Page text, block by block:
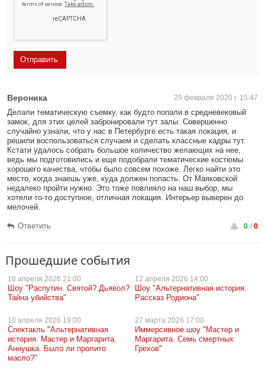
Вероника 29 февраля 2020 г. 15:47
Делали тематическую съемку, как будто попали в средневековый
замок, для этих целей забронировали тут залы. Совершенно
случайно узнали, что у нас в Петербурге есть такая локация, и
решили воспользоваться случаем и сделать классные кадры тут.
Кстати удалось собрать большое количество желающих на нее,
ведь мы подготовились и еще подобрали тематические костюмы
хорошего качества, чтобы было совсем похоже. Легко найти это
место, когда знаешь уже, куда должен попасть. От Маяковской
недалеко пройти нужно. Это тоже повлияло на наш выбор, мы
хотели то-то доступное, отличная локация. Интерьер выверен до
мелочей.
Ответить 0/0
Прошедшие события
18 апреля 2026 21:00
Шоу "Распутин. Святой? Дьявол?
Тайна убийства"
12 апреля 2026 14:00
Шоу "Альтернативная история.
Рассказ Родиона"
10 апреля 2026 19:00
Спектакль "Альтернативная
история. Мастер и Маргарита.
Аннушка. Было ли пролито
масло?"
27 марта 2026 17:00
Иммерсивное шоу "Мастер и
Маргарита. Семь смертных
Грехов"